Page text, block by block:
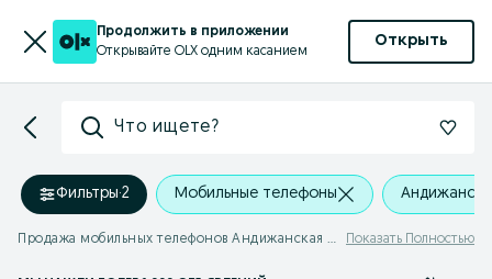
Продолжить в приложении
Открывайте OLX одним касанием
Открыть
Что ищете?
Фильтры·2 Мобильные телефоны
Продажа мобильных телефонов Андижанская область Показать Полностью